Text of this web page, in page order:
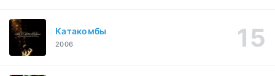
Катакомбы
2006